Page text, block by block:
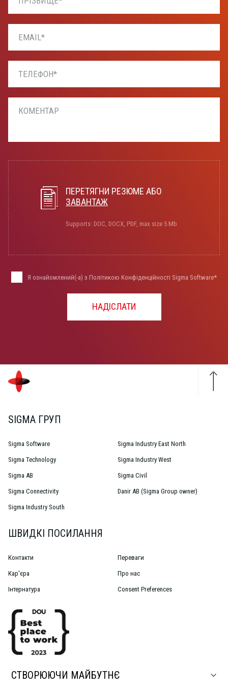
ПЕРЕТЯГНИ РЕЗЮМЕ АБО
ЗАВАНТАЖ
Supports: DOC, DOCX, PDF, max size 5 Mb
Я ознайомлений(-а) з Політикою Конфіденційності Sigma Software*
НАДІСЛАТИ
SIGMA ГРУП
Sigma Software
Sigma Technology
Sigma AB
Sigma Connectivity
Sigma Industry South
Sigma Industry East North
Sigma Industry West
Sigma Civil
Danir AB (Sigma Group owner)
ШВИДКІ ПОСИЛАННЯ
Контакти
Кар'єра
Інтернатура
Переваги
Про нас
Consent Preferences
СТВОРЮЮЧИ МАЙБУТНЄ